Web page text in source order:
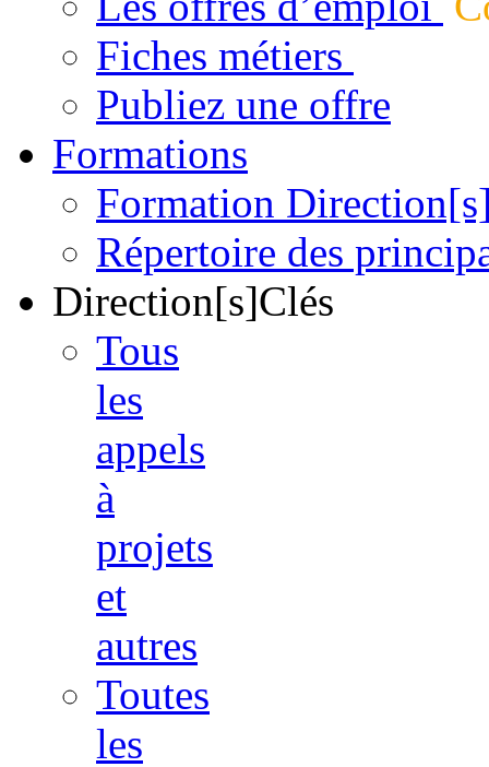
Fiches métiers
Publiez une offre
Formations
Formation
Répertoire des
Direction[s]Clés
Tous
les
appels
à
projets
et
autres
Toutes
les